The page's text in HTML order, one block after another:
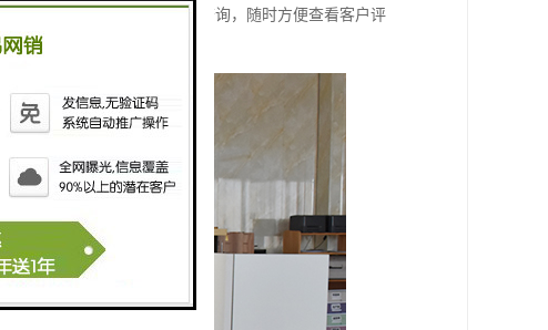
数据可通过网络进行远程或查询，随时方便查看客户评